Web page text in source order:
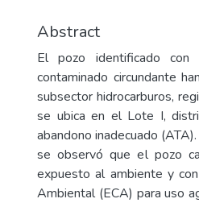
Abstract
El pozo identificado
contaminado circundante
subsector hidrocarburos,
se ubica en el Lote I,
abandono inadecuado
se observó que el pozo
expuesto al ambiente y
Ambiental (ECA) para uso